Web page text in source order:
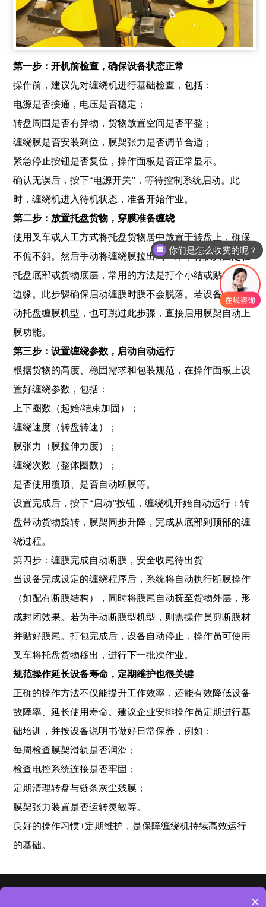
第一步：开机前检查，确保设备状态正常
操作前，建议先对缠绕机进行基础检查，包括：
电源是否接通，电压是否稳定；
转盘周围是否有异物，货物放置空间是否平整；
缠绕膜是否安装到位，膜架张力是否调节合适；
紧急停止按钮是否复位，操作面板是否正常显示。
确认无误后，按下“电源开关”，等待控制系统启动。此
时，缠绕机进入待机状态，准备开始作业。
第二步：放置托盘货物，穿膜准备缠绕
使用叉车或人工方式将托盘货物居中放置于转盘上，确保
不偏不斜。然后手动将缠绕膜拉出约一米，将膜头固定在
托盘底部或货物底层，常用的方法是打个小结或贴在托盘
边缘。此步骤确保启动缠膜时膜不会脱落。若设备为全自
动托盘缠膜机型，也可跳过此步骤，直接启用膜架自动上
膜功能。
第三步：设置缠绕参数，启动自动运行
根据货物的高度、稳固需求和包装规范，在操作面板上设
置好缠绕参数，包括：
上下圈数（起始/结束加固）；
缠绕速度（转盘转速）；
膜张力（膜拉伸力度）；
缠绕次数（整体圈数）；
是否使用覆顶、是否自动断膜等。
设置完成后，按下“启动”按钮，缠绕机开始自动运行：转
盘带动货物旋转，膜架同步升降，完成从底部到顶部的缠
绕过程。
第四步：缠膜完成自动断膜，安全收尾待出货
当设备完成设定的缠绕程序后，系统将自动执行断膜操作
（如配有断膜结构），同时将膜尾自动抚至货物外层，形
成封闭效果。若为手动断膜型机型，则需操作员剪断膜材
并贴好膜尾。打包完成后，设备自动停止，操作员可使用
叉车将托盘货物移出，进行下一批次作业。
规范操作延长设备寿命，定期维护也很关键
正确的操作方法不仅能提升工作效率，还能有效降低设备
故障率、延长使用寿命。建议企业安排操作员定期进行基
础培训，并按设备说明书做好日常保养，例如：
每周检查膜架滑轨是否润滑；
检查电控系统连接是否牢固；
定期清理转盘与链条灰尘残膜；
膜架张力装置是否运转灵敏等。
良好的操作习惯+定期维护，是保障缠绕机持续高效运行
的基础。
你们是怎么收费的呢？
×